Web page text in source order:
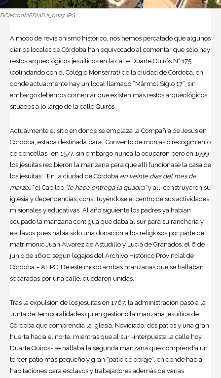
DCIM100MEDIADJI_0027.JPG
A modo de revisionismo histórico, nos hemos percatado que algunos
diarios locales de Córdoba han equivocado al comentar que sólo hay
restos arqueológicos jesuíticos en la calle Duarte Quirós N° 175
(colindando con el Colegio Monserrat) de la ciudad de Córdoba, en
donde actualmente hay un local llamado “Mármol Siglo 17”, sin
embargo debemos comentar que existen más restos arqueológicos
situados a lo largo de la calle Quirós.
Actualmente el sitio en donde se emplaza la Compañía de Jesús en
Córdoba, estaba destinada para “Convento de monjas o recogimiento
de doncellas” en 1577, sin embargo nunca la ocuparon pero en 1599
los jesuitas recibieron la manzana para que allí funcionase la casa de
los jesuitas: “En la ciudad de Córdoba en veinte días del mes de
marzo…”el Cabildo “le hace entrega la quadra”y allí construyeron su
iglesia y dependencias, constituyéndose el centro de sus actividades
misionales y educativas. Al año siguiente los padres ya habían
ocupado la manzana contigua que daba al sur para su ranchería y
esclavos pues había sido una donación a los religiosos por parte del
matrimonio Juan Álvarez de Astudillo y Lucía de Granados, el 6 de
junio de 1600 según legajos del Archivo Histórico Provincial de
Córdoba – AHPC. De este modo ambas manzanas que se hallaban
separadas por una calle, quedaron unidas.
Tras la expulsión de los jesuitas en 1767, la administración pasó a la
Junta de Temporalidades quien gestionó la manzana jesuítica de
Córdoba que comprendía la iglesia, Noviciado, dos patios y una gran
huerta hacia el norte, mientras que al sur -interpuesta la calle hoy
Duarte Quirós- se hallaba la segunda manzana que comprendía un
tercer patio más pequeño y gran “patio de obraje”, en donde había
habitaciones para esclavos y trabajadores además de varias